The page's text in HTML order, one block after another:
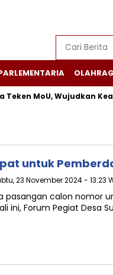
Teken MoU, Wujudkan
untuk
23 November 2024 - 13:23
pasangan calon
ini, Forum Pegiat Desa